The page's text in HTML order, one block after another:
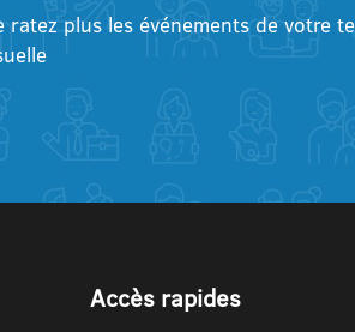
ratez plus les événements de votre
Accès rapides